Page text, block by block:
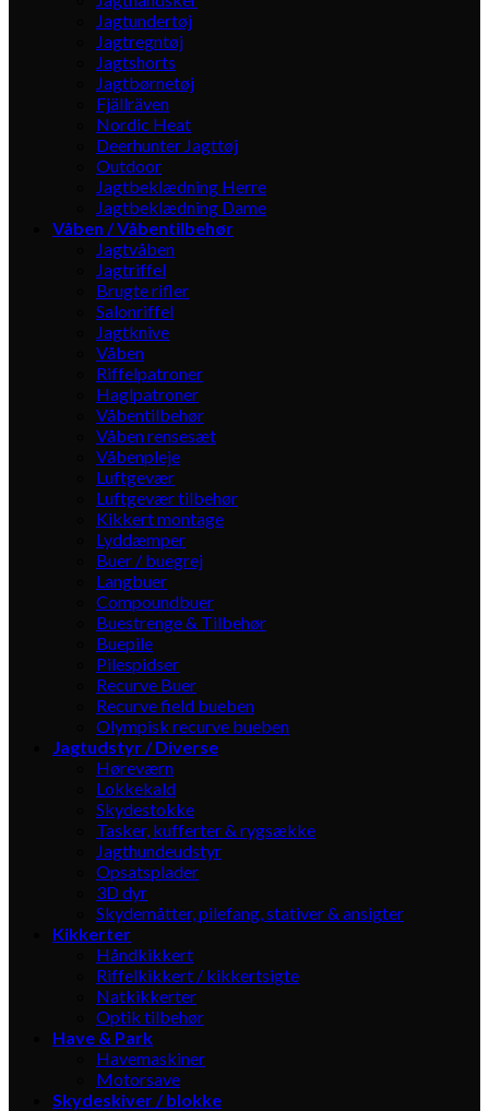
Jagtundertøj
Jagtregntøj
Jagtshorts
Jagtbørnetøj
Fjällräven
Nordic Heat
Deerhunter Jagttøj
Outdoor
Jagtbeklædning Herre
Jagtbeklædning Dame
Våben / Våbentilbehør
Jagtvåben
Jagtriffel
Brugte rifler
Salonriffel
Jagtknive
Våben
Riffelpatroner
Haglpatroner
Våbentilbehør
Våben rensesæt
Våbenpleje
Luftgevær
Luftgevær tilbehør
Kikkert montage
Lyddæmper
Buer / buegrej
Langbuer
Compoundbuer
Buestrenge & Tilbehør
Buepile
Pilespidser
Recurve Buer
Recurve field bueben
Olympisk recurve bueben
Jagtudstyr / Diverse
Høreværn
Lokkekald
Skydestokke
Tasker, kufferter & rygsække
Jagthundeudstyr
Opsatsplader
3D dyr
Skydemåtter, pilefang, stativer & ansigter
Kikkerter
Håndkikkert
Riffelkikkert / kikkertsigte
Natkikkerter
Optik tilbehør
Have & Park
Havemaskiner
Motorsave
Skydeskiver / blokke